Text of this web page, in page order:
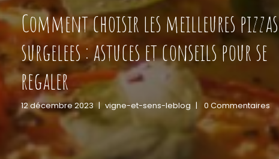
Comment choisir les meilleures pizzas
surgelees : astuces et conseils pour se
regaler
12 décembre 2023 | vigne-et-sens-leblog | 0 Commentaires